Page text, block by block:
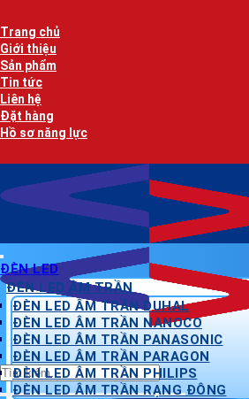
qua
nội
dung
Trang chủ
Giới thiệu
Sản phẩm
Tin tức
Liên hệ
Đặt hàng
Hồ sơ năng lực
Tìm
kiếm:
ĐÈN LED
ĐÈN LED ÂM TRẦN
ĐÈN LED ÂM TRẦN DUHAL
ĐÈN LED ÂM TRẦN NANOCO
ĐÈN LED ÂM TRẦN PANASONIC
ĐÈN LED ÂM TRẦN PARAGON
ĐÈN LED ÂM TRẦN PHILIPS
ĐÈN LED ÂM TRẦN RẠNG ĐÔNG